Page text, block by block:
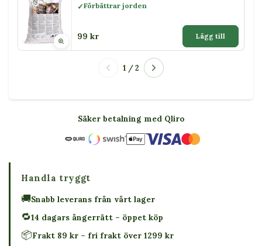
Förbättrar jorden
99 kr Lägg till
1 / 2
Säker betalning med Qliro
Handla tryggt
🚚Snabb leverans från vårt lager
🔁14 dagars ångerrätt – öppet köp
📦Frakt 89 kr – fri frakt över 1299 kr